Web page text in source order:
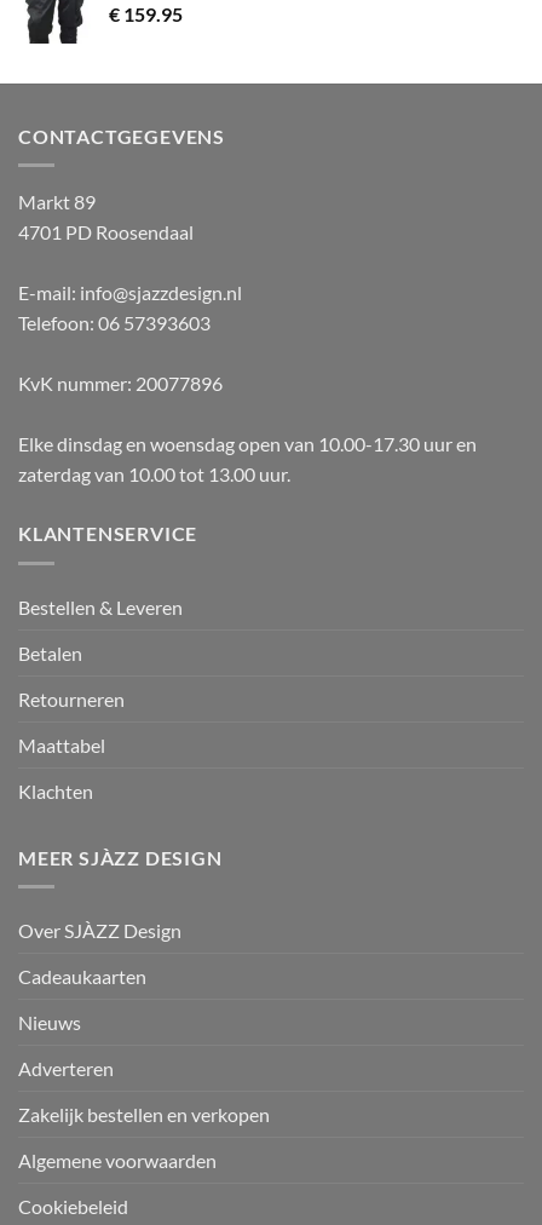
€ 159.95
CONTACTGEGEVENS
Markt 89
4701 PD Roosendaal
E-mail: info@sjazzdesign.nl
Telefoon: 06 57393603
KvK nummer: 20077896
Elke dinsdag en woensdag open van 10.00-17.30 uur en
zaterdag van 10.00 tot 13.00 uur.
KLANTENSERVICE
Bestellen & Leveren
Betalen
Retourneren
Maattabel
Klachten
MEER SJÀZZ DESIGN
Over SJÀZZ Design
Cadeaukaarten
Nieuws
Adverteren
Zakelijk bestellen en verkopen
Algemene voorwaarden
Cookiebeleid